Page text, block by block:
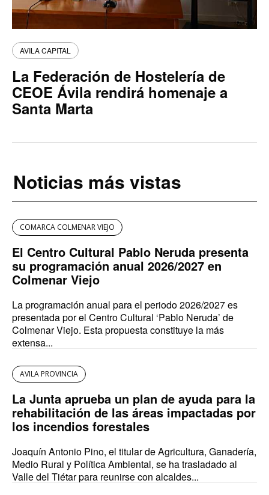
AVILA CAPITAL
La Federación de Hostelería de
CEOE Ávila rendirá homenaje a
Santa Marta
Noticias más vistas
COMARCA COLMENAR VIEJO
El Centro Cultural Pablo Neruda presenta
su programación anual 2026/2027 en
Colmenar Viejo
La programación anual para el periodo 2026/2027 es
presentada por el Centro Cultural ‘Pablo Neruda’ de
Colmenar Viejo. Esta propuesta constituye la más
extensa...
AVILA PROVINCIA
La Junta aprueba un plan de ayuda para la
rehabilitación de las áreas impactadas por
los incendios forestales
Joaquín Antonio Pino, el titular de Agricultura, Ganadería,
Medio Rural y Política Ambiental, se ha trasladado al
Valle del Tiétar para reunirse con alcaldes...